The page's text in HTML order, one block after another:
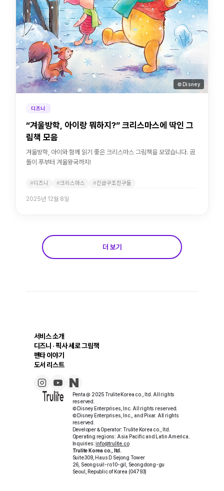
© Disney
디즈니
“겨울방학, 아이랑 뭐하지?” 크리스마스에 딱인 그
림책 모음
겨울방학, 아이와 함께 읽기 좋은 크리스마스 그림책을 모았습니다. 곰
돌이 푸부터 겨울왕국까지!
디즈니 크리스마스 긴급구조친구들
2025년 12월 8일
더 보기
서비스 소개
디즈니 · 픽사 세로 그림책
펜타 이야기
도서 리스트
Penta @ 2025 Trulite Korea co., ltd. All rights
reserved.
© Disney Enterprises, Inc. All rights reserved.
© Disney Enterprises, Inc., and Pixar. All rights
reserved.
Developer & Operator: Trulite Korea co., ltd.
Operating regions: Asia Pacific and Latin America.
Inquiries:info@trulite.co
Trulite Korea co., ltd.
Suite 309, Haus D Sejong Tower
26, Seongsuil-ro 10-gil, Seongdong-gu
Seoul, Republic of Korea (04793)